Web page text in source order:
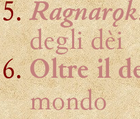
Ragnarǫk
degli dèi
Oltre il
mondo